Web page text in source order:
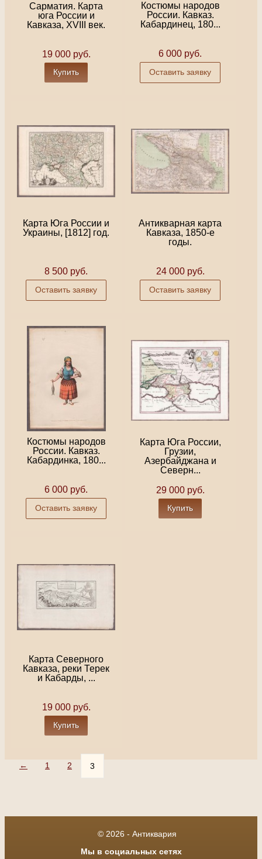
Сарматия. Карта
юга России и
Кавказа, XVIII век.
19 000 руб.
Купить
Костюмы народов
России. Кавказ.
Кабардинец, 180...
6 000 руб.
Оставить заявку
Карта Юга России и
Украины, [1812] год.
8 500 руб.
Оставить заявку
Антикварная карта
Кавказа, 1850-е
годы.
24 000 руб.
Оставить заявку
Костюмы народов
России. Кавказ.
Кабардинка, 180...
6 000 руб.
Оставить заявку
Карта Юга России,
Грузии,
Азербайджана и
Северн...
29 000 руб.
Купить
Карта Северного
Кавказа, реки Терек
и Кабарды, ...
19 000 руб.
Купить
← 1 2 3
© 2026 - Антиквария
Мы в социальных сетях